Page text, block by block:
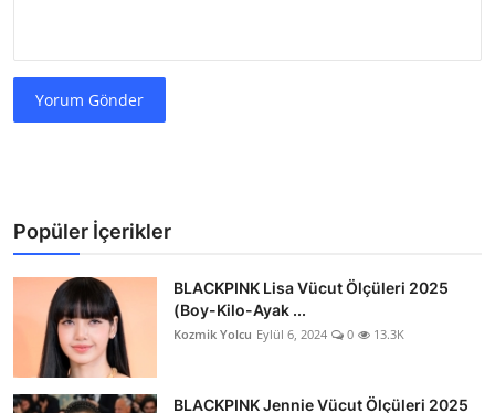
Yorum Gönder
Popüler İçerikler
BLACKPINK Lisa Vücut Ölçüleri 2025
(Boy-Kilo-Ayak ...
Kozmik Yolcu Eylül 6, 2024 0 13.3K
BLACKPINK Jennie Vücut Ölçüleri 2025